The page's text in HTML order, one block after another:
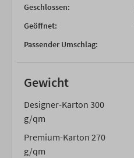
Geschlossen:
Geöffnet:
Passender Umschlag:
Gewicht
Designer-Karton 300
g/qm
Premium-Karton 270
g/qm